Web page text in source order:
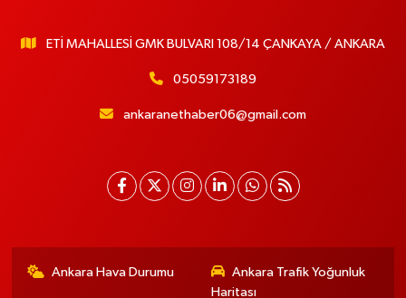
ETİ MAHALLESİ GMK BULVARI 108/14 ÇANKAYA / ANKARA
05059173189
ankaranethaber06@gmail.com
Ankara Hava Durumu
Ankara Trafik Yoğunluk
Haritası